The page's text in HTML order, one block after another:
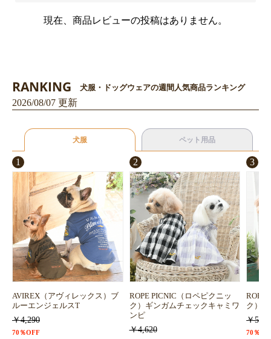
お買い物を続ける カートへ進む
現在、商品レビューの投稿はありません。
RANKING 犬服・ドッグウェアの週間人気商品ランキング
2026/08/07 更新
犬服 ペット用品
1
AVIREX（アヴィレックス）ブ
ルーエンジェルスT
￥4,290
70％OFF
2
ROPE PICNIC（ロペピクニッ
ク）ギンガムチェックキャミワ
ンピ
￥4,620
3
ROPE
ク）
￥
70％